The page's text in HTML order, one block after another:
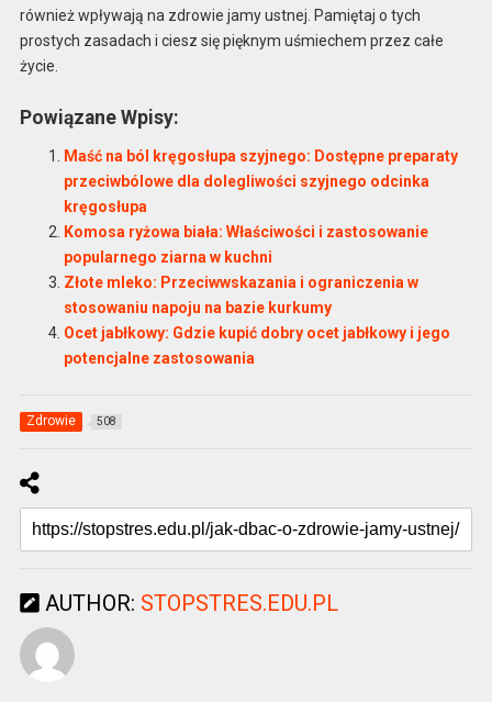
również wpływają na zdrowie jamy ustnej. Pamiętaj o tych
prostych zasadach i ciesz się pięknym uśmiechem przez całe
życie.
Powiązane Wpisy:
Maść na ból kręgosłupa szyjnego: Dostępne preparaty
przeciwbólowe dla dolegliwości szyjnego odcinka
kręgosłupa
Komosa ryżowa biała: Właściwości i zastosowanie
popularnego ziarna w kuchni
Złote mleko: Przeciwwskazania i ograniczenia w
stosowaniu napoju na bazie kurkumy
Ocet jabłkowy: Gdzie kupić dobry ocet jabłkowy i jego
potencjalne zastosowania
Zdrowie 508
AUTHOR: STOPSTRES.EDU.PL